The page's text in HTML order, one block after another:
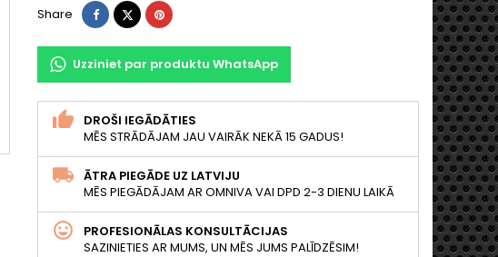
Share ShareTweetPinterest
Uzziniet par produktu WhatsApp
DROŠI IEGĀDĀTIES
MĒS STRĀDĀJAM JAU VAIRĀK NEKĀ 15 GADUS!
ĀTRA PIEGĀDE UZ LATVIJU
MĒS PIEGĀDĀJAM AR OMNIVA VAI DPD 2-3 DIENU LAIKĀ
PROFESIONĀLAS KONSULTĀCIJAS
SAZINIETIES AR MUMS, UN MĒS JUMS PALĪDZĒSIM!